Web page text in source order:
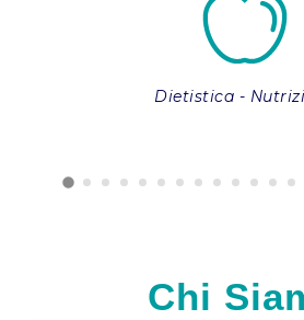
Dietistica -
Chi